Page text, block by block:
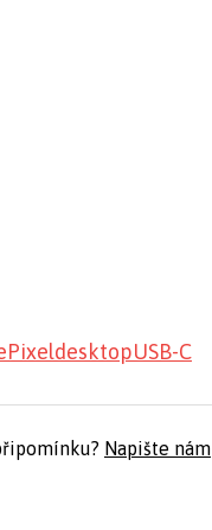
PixeldesktopUSB-C
Napište nám